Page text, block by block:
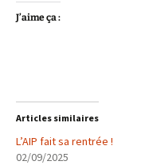
J’aime ça :
Articles similaires
L’AIP fait sa rentrée !
02/09/2025